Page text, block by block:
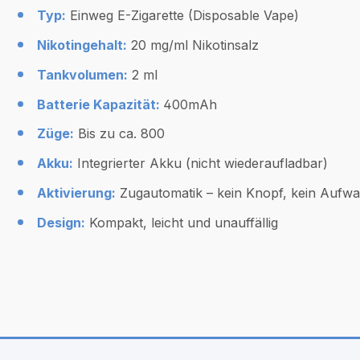
Typ: Einweg E-Zigarette (Disposable Vape)
Nikotingehalt: 20 mg/ml Nikotinsalz
Tankvolumen: 2 ml
Batterie Kapazität: 400mAh
Züge: Bis zu ca. 800
Akku: Integrierter Akku (nicht wiederaufladbar)
Aktivierung: Zugautomatik – kein Knopf, kein
Design: Kompakt, leicht und unauffällig